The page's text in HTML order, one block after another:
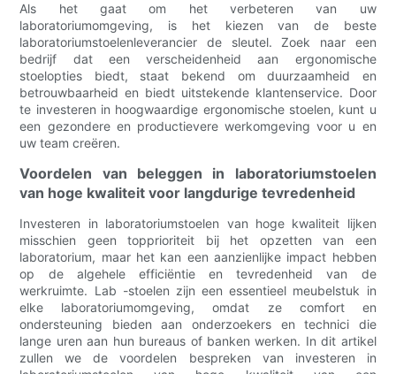
Als het gaat om het verbeteren van uw
laboratoriumomgeving, is het kiezen van de beste
laboratoriumstoelenleverancier de sleutel. Zoek naar een
bedrijf dat een verscheidenheid aan ergonomische
stoelopties biedt, staat bekend om duurzaamheid en
betrouwbaarheid en biedt uitstekende klantenservice. Door
te investeren in hoogwaardige ergonomische stoelen, kunt u
een gezondere en productievere werkomgeving voor u en
uw team creëren.
Voordelen van beleggen in laboratoriumstoelen
van hoge kwaliteit voor langdurige tevredenheid
Investeren in laboratoriumstoelen van hoge kwaliteit lijken
misschien geen topprioriteit bij het opzetten van een
laboratorium, maar het kan een aanzienlijke impact hebben
op de algehele efficiëntie en tevredenheid van de
werkruimte. Lab -stoelen zijn een essentieel meubelstuk in
elke laboratoriumomgeving, omdat ze comfort en
ondersteuning bieden aan onderzoekers en technici die
lange uren aan hun bureaus of banken werken. In dit artikel
zullen we de voordelen bespreken van investeren in